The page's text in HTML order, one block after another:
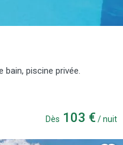
bain, piscine privée.
Dès 103 € / nuit